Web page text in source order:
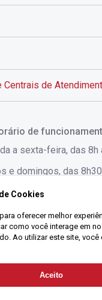
Solicitar Contato
Centrais de
1080 - Trindade,
Nascimento, 549,
de
a sexta-feira, das 8h
e domingos, das
Imóveis CRECI 008060/
Cookies
oferecer melhor
como você interage em
Ao utilizar este site,
Aceito